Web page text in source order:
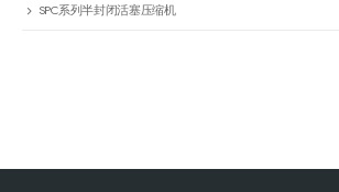
SPC系列半封闭活塞压缩机